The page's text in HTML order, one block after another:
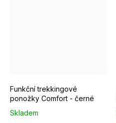
Funkční trekkingové
ponožky Comfort - černé
Skladem